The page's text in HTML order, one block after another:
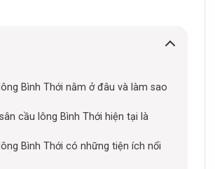
Bình Thới nằm ở đâu và làm sao
cầu lông Bình Thới hiện tại là
Bình Thới có những tiện ích nổi